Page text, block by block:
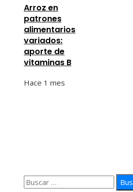
Arroz en
patrones
alimentarios
variados:
aporte de
vitaminas B
Hace 1 mes
Buscar: